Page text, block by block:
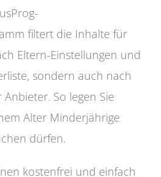
filtert die Inhalte für
Eltern-Einstellungen und
sondern auch nach
So legen Sie
Alter Minderjährige
dürfen.
kostenfrei und einfach